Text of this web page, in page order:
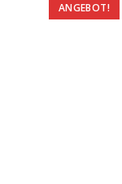
ANGEBOT!